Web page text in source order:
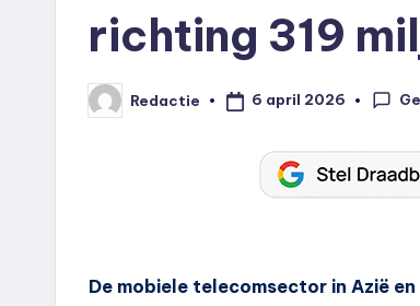
richting 319
Geplaatst
door
Redactie 6 april 2026
De mobiele telecomsector in Azië